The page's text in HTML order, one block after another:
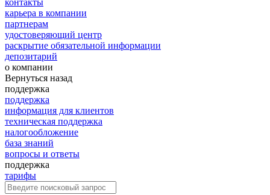
контакты
карьера в компании
партнерам
удостоверяющий центр
раскрытие обязательной информации
депозитарий
о компании
Вернуться назад
поддержка
поддержка
информация для клиентов
техническая поддержка
налогообложение
база знаний
вопросы и ответы
поддержка
тарифы